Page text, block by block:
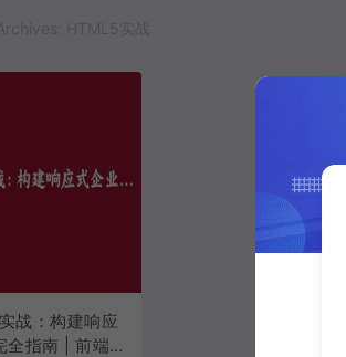
战：构建响应
全指南 | 前端